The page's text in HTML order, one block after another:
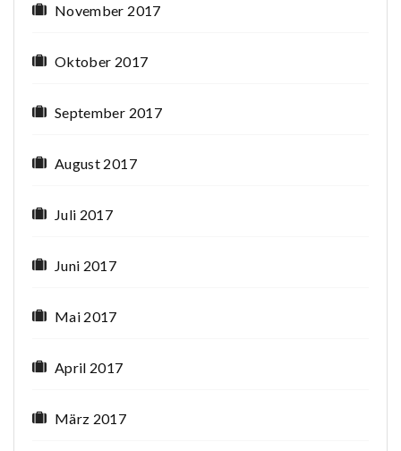
November 2017
Oktober 2017
September 2017
August 2017
Juli 2017
Juni 2017
Mai 2017
April 2017
März 2017